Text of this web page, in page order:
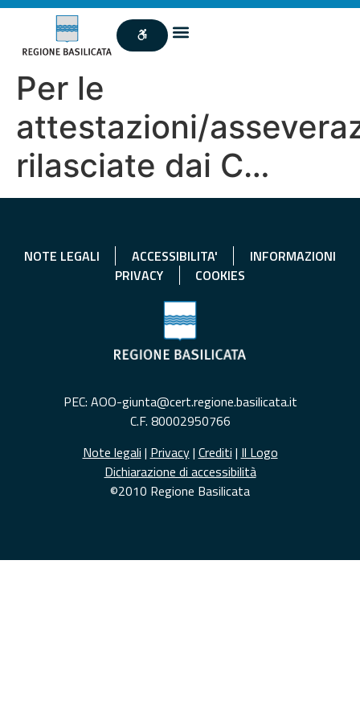
Per le
attestazioni/
rilasciate dai C…
NOTE LEGALI ACCESSIBILITA'
INFORMAZIONI
PRIVACY
COOKIES
PEC: AOO-giunta@cert.regione.basilicata.it
C.F. 80002950766
Note legali | Privacy| Crediti | Il Logo
Dichiarazione di accessibilità
©2010 Regione Basilicata